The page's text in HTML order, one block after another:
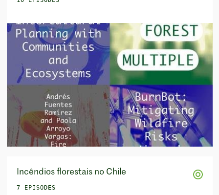
Incêndios florestais no Chile
7 EPISODES